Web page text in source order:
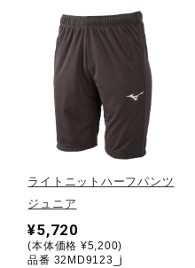
セール
その他
サポート
直営店一覧
ライトニットハーフパンツ
ジュニア
¥5,720
(本体価格 ¥5,200)
品番 32MD9123_j